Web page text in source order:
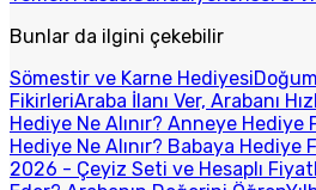
Bunlar da ilgini çekebilir
Sömestir ve Karne Hediyesi
FikirleriAraba İlanı Ver, Arabanı
Hediye Ne Alınır? Anneye Hediye
Hediye Ne Alınır? Babaya Hediye
2026 - Çeyiz Seti ve Hesaplı